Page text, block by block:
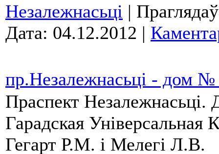
Незалежнасьці |
Дата: 04.12.2012 |
пр.Незалежнасьці - дом
Праспект
Гарадская
Гегарт Р.М. і Мелегі Л.В.